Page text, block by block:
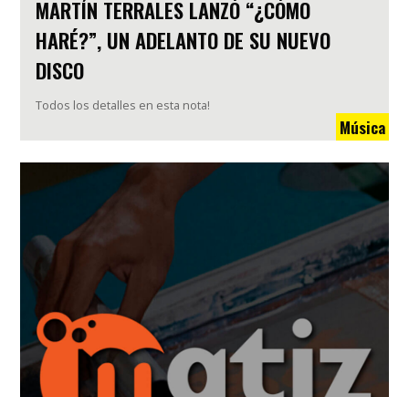
MARTÍN TERRALES LANZÓ “¿CÓMO
HARÉ?”, UN ADELANTO DE SU NUEVO
DISCO
Todos los detalles en esta nota!
Música